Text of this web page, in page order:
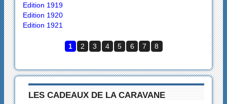
Edition 1919
Edition 1920
Edition 1921
1 2 3 4 5 6 7 8
LES CADEAUX DE LA CARAVANE